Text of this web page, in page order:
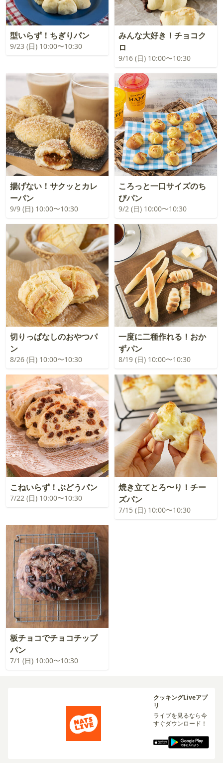
型いらず！ちぎりパン
9/23 (日) 10:00〜10:30
みんな大好き！チョコク
ロ
9/16 (日) 10:00〜10:30
揚げない！サクッとカレ
ーパン
9/9 (日) 10:00〜10:30
ころっと一口サイズのち
びパン
9/2 (日) 10:00〜10:30
切りっぱなしのおやつパ
ン
8/26 (日) 10:00〜10:30
一度に二種作れる！おか
ずパン
8/19 (日) 10:00〜10:30
こねいらず！ぶどうパン
7/22 (日) 10:00〜10:30
焼き立てとろ〜り！チー
ズパン
7/15 (日) 10:00〜10:30
板チョコでチョコチップ
パン
7/1 (日) 10:00〜10:30
クッキングLiveアプ
リ
ライブを見るなら今
すぐダウンロード！